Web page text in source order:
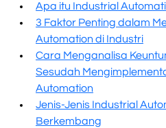
Apa itu Industrial
3 Faktor Penting dalam
Automation di Industri
Cara Menganalisa
Sesudah
Automation
Jenis-Jenis Industrial
Berkembang